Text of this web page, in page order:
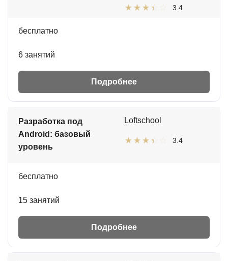
3.4
бесплатно
6 занятий
Подробнее
Разработка под
Android: базовый
уровень
Loftschool
3.4
бесплатно
15 занятий
Подробнее